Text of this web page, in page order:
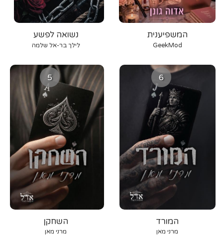
נשואה לפשע
לילך בר-אל שלמה
המשפיענית
GeekMod
5
השחקן
מרני מאן
6
המורד
מרני מאן